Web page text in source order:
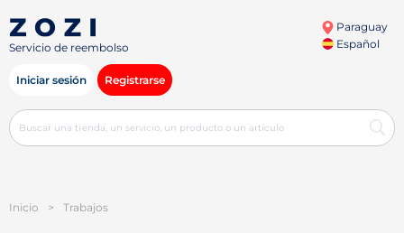
Servicio de reembolso
Paraguay
Español
Iniciar sesión Registrarse
Inicio > Trabajos